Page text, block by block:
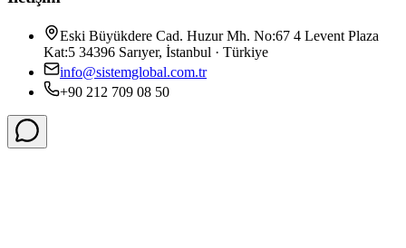
Eski Büyükdere Cad. Huzur Mh. No:67 4 Levent Plaza
Kat:5 34396 Sarıyer, İstanbul · Türkiye
info@sistemglobal.com.tr
+90 212 709 08 50